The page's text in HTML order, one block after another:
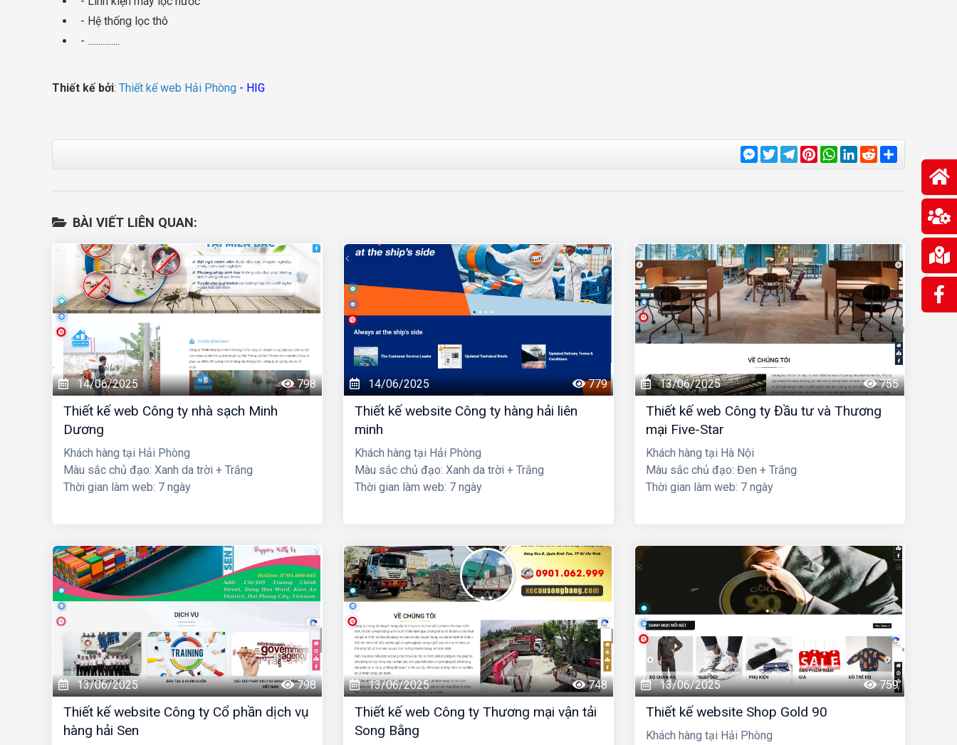
- Hệ thống lọc thô
- ...............
Thiết kế bởi: Thiết kế web Hải Phòng - HIG
Messenger
TwitterTelegram
Pinterest
WhatsApp
LinkedIn
Reddit
BÀI VIẾT LIÊN QUAN:
14/06/2025 798
Thiết kế web Công ty nhà sạch Minh
Dương
Khách hàng tại Hải Phòng
Màu sắc chủ đạo: Xanh da trời + Trắng
Thời gian làm web: 7 ngày
14/06/2025 779
Thiết kế website Công ty hàng hải liên
minh
Khách hàng tại Hải Phòng
Màu sắc chủ đạo: Xanh da trời + Trắng
Thời gian làm web: 7 ngày
13/06/2025 755
Thiết kế web Công ty Đầu tư và Thương
mại Five-Star
Khách hàng tại Hà Nội
Màu sắc chủ đạo: Đen + Trắng
Thời gian làm web: 7 ngày
13/06/2025 798
Thiết kế website Công ty Cổ phần dịch vụ
hàng hải Sen
13/06/2025 748
Thiết kế web Công ty Thương mại vận tải
Song Bằng
13/06/2025 759
Thiết kế website Shop Gold 90
Khách hàng tại Hải Phòng